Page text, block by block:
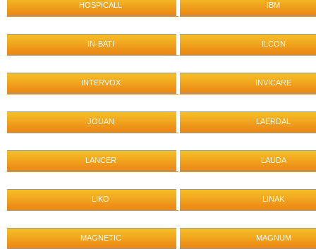
HOSPICALL IBM
IN-BATI ILCON
INTERVOX INVICARE
JOUAN LAERDAL
LANCER LAUDA
LIKO LINAK
MAGNETIC MAGNUM